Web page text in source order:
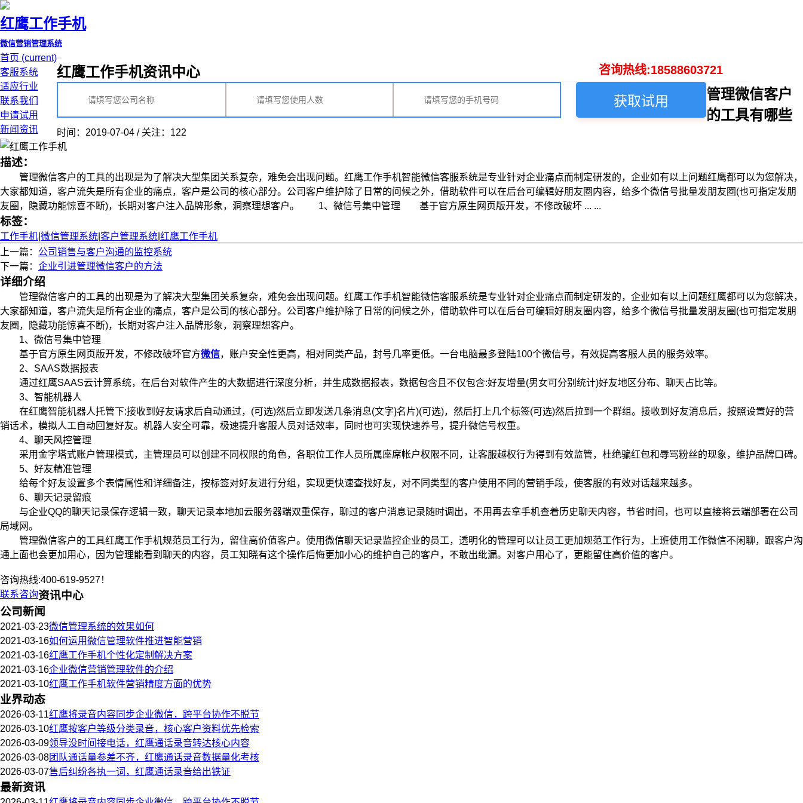
红鹰工作手机
微信营销管理系统
首页 (current)
客服系统
适应行业
联系我们
申请试用
新闻资讯
咨询热线:18588603721
红鹰工作手机资讯中心
获取试用
管理微信客户
的工具有哪些
时间：2019-07-04 / 关注：122
描述：
管理微信客户的工具的出现是为了解决大型集团关系复杂，难免会出现问题。红鹰工作手机智能微信客服系统是专业针对企业痛点而制定研发的，企业如有以上问题红鹰都可以为您解决，
大家都知道，客户流失是所有企业的痛点，客户是公司的核心部分。公司客户维护除了日常的问候之外，借助软件可以在后台可编辑好朋友圈内容，给多个微信号批量发朋友圈(也可指定发朋
友圈，隐藏功能惊喜不断)，长期对客户注入品牌形象，洞察理想客户。 1、微信号集中管理 基于官方原生网页版开发，不修改破坏 ... ...
标签：
工作手机 微信管理系统 客户管理系统 红鹰工作手机
上一篇： 公司销售与客户沟通的监控系统
下一篇： 企业引进管理微信客户的方法
详细介绍
管理微信客户的工具的出现是为了解决大型集团关系复杂，难免会出现问题。红鹰工作手机智能微信客服系统是专业针对企业痛点而制定研发的，企业如有以上问题红鹰都可以为您解决，
大家都知道，客户流失是所有企业的痛点，客户是公司的核心部分。公司客户维护除了日常的问候之外，借助软件可以在后台可编辑好朋友圈内容，给多个微信号批量发朋友圈(也可指定发朋
友圈，隐藏功能惊喜不断)，长期对客户注入品牌形象，洞察理想客户。
1、微信号集中管理
基于官方原生网页版开发，不修改破坏官方微信，账户安全性更高，相对同类产品，封号几率更低。一台电脑最多登陆100个微信号，有效提高客服人员的服务效率。
2、SAAS数据报表
通过红鹰SAAS云计算系统，在后台对软件产生的大数据进行深度分析，并生成数据报表，数据包含且不仅包含:好友增量(男女可分别统计)好友地区分布、聊天占比等。
3、智能机器人
在红鹰智能机器人托管下:接收到好友请求后自动通过，(可选)然后立即发送几条消息(文字}名片)(可选)，然后打上几个标签(可选)然后拉到一个群组。接收到好友消息后，按照设置好的营
销话术，模拟人工自动回复好友。机器人安全可靠，极速提升客服人员对话效率，同时也可实现快速养号，提升微信号权重。
4、聊天风控管理
采用金字塔式账户管理模式，主管理员可以创建不同权限的角色，各职位工作人员所属座席帐户权限不同，让客服越权行为得到有效监管，杜绝骗红包和辱骂粉丝的现象，维护品牌口碑。
5、好友精准管理
给每个好友设置多个表情属性和详细备注，按标签对好友进行分组，实现更快速查找好友，对不同类型的客户使用不同的营销手段，使客服的有效对话越来越多。
6、聊天记录留痕
与企业QQ的聊天记录保存逻辑一致，聊天记录本地加云服务器端双重保存，聊过的客户消息记录随时调出，不用再去拿手机查着历史聊天内容，节省时间，也可以直接将云端部署在公司
局域网。
管理微信客户的工具红鹰工作手机规范员工行为，留住高价值客户。使用微信聊天记录监控企业的员工，透明化的管理可以让员工更加规范工作行为，上班使用工作微信不闲聊，跟客户沟
通上面也会更加用心，因为管理能看到聊天的内容，员工知晓有这个操作后悔更加小心的维护自己的客户，不敢出纰漏。对客户用心了，更能留住高价值的客户。
咨询热线:400-619-9527！
联系咨询资讯中心
公司新闻
2021-03-23微信管理系统的效果如何
2021-03-16如何运用微信管理软件推进智能营销
2021-03-16红鹰工作手机个性化定制解决方案
2021-03-16企业微信营销管理软件的介绍
2021-03-10红鹰工作手机软件营销精度方面的优势
业界动态
2026-03-11红鹰将录音内容同步企业微信，跨平台协作不脱节
2026-03-10红鹰按客户等级分类录音，核心客户资料优先检索
2026-03-09领导没时间接电话，红鹰通话录音转达核心内容
2026-03-08团队通话量参差不齐，红鹰通话录音数据量化考核
2026-03-07售后纠纷各执一词，红鹰通话录音给出铁证
最新资讯